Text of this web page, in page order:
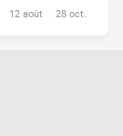
12 août 28 oct.